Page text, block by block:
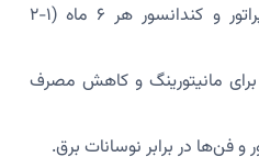
نگهداری منظم: تمیزکاری اواپراتور و کندانسور هر ۶ ماه (۱-۲
کنترل هوشمند: سیستم IoT برای مانیتورینگ و کاهش مصرف
و فن‌ها در برابر نوسانات برق.